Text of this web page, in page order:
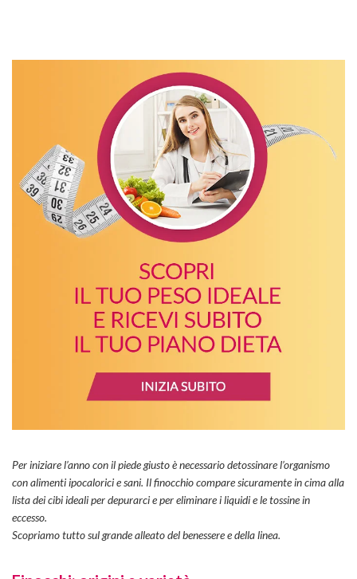
Per iniziare l’anno con il piede giusto è necessario detossinare l’organismo
con alimenti ipocalorici e sani. Il finocchio compare sicuramente in cima alla
lista dei cibi ideali per depurarci e per eliminare i liquidi e le tossine in
eccesso.
Scopriamo tutto sul grande alleato del benessere e della linea.